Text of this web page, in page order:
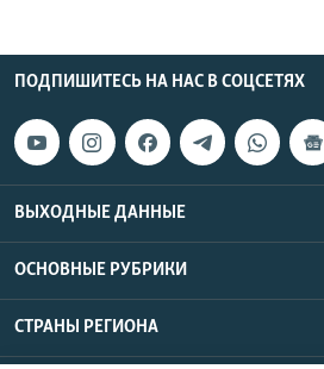
ПОДПИШИТЕСЬ НА НАС В СОЦСЕТЯХ
ВЫХОДНЫЕ ДАННЫЕ
ОСНОВНЫЕ РУБРИКИ
СТРАНЫ РЕГИОНА